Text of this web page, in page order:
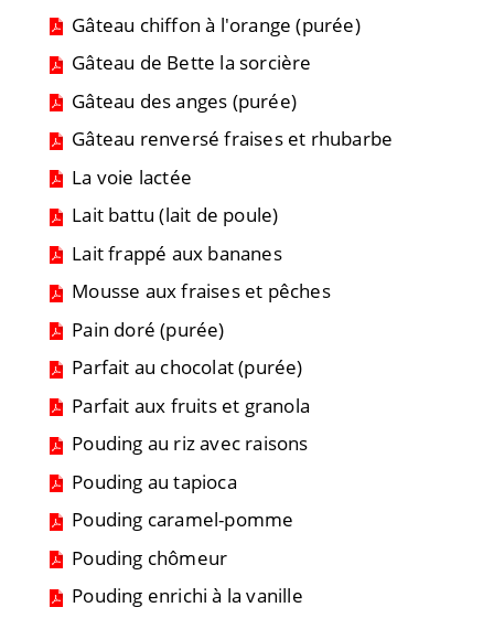
Gâteau chiffon à l'orange (purée)
Gâteau de Bette la sorcière
Gâteau des anges (purée)
Gâteau renversé fraises et rhubarbe
La voie lactée
Lait battu (lait de poule)
Lait frappé aux bananes
Mousse aux fraises et pêches
Pain doré (purée)
Parfait au chocolat (purée)
Parfait aux fruits et granola
Pouding au riz avec raisons
Pouding au tapioca
Pouding caramel-pomme
Pouding chômeur
Pouding enrichi à la vanille